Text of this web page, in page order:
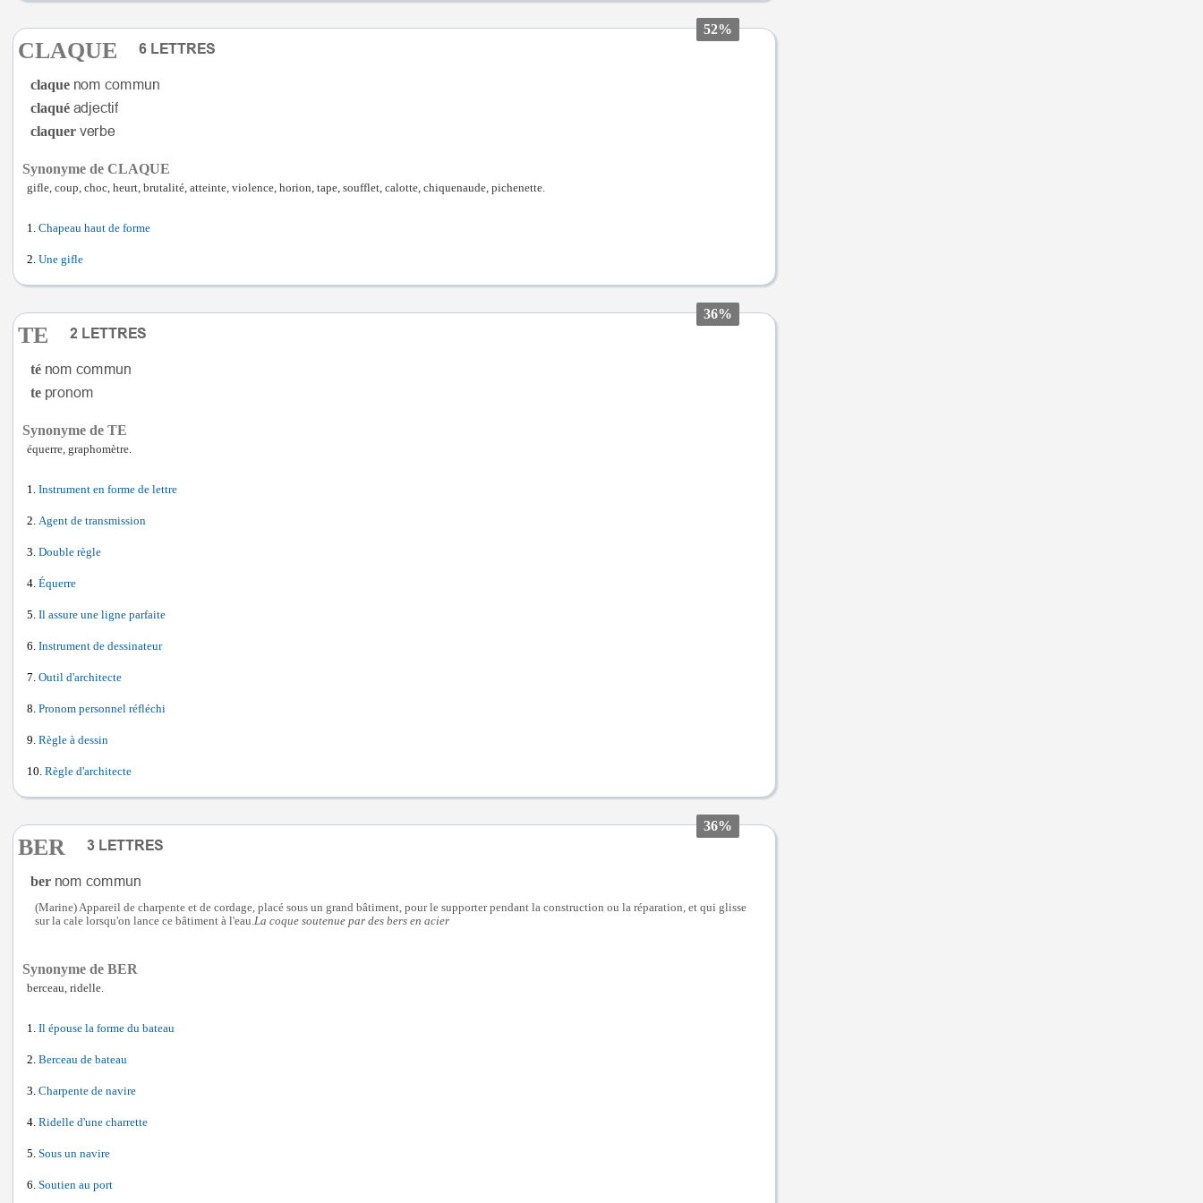
52%
CLAQUE
claque
claqué
claquer
Synonyme de CLAQUE
gifle, coup, choc, heurt, brutalité, atteinte, violence, horion, tape, soufflet, calotte, chiquenaude, pichenette.
Chapeau haut de forme
Une gifle
36%
TE
té
te
Synonyme de TE
équerre, graphomètre.
Instrument en forme de lettre
Agent de transmission
Double règle
Équerre
Il assure une ligne parfaite
Instrument de dessinateur
Outil d'architecte
Pronom personnel réfléchi
Règle à dessin
Règle d'architecte
36%
BER
ber
(Marine) Appareil de charpente et de cordage, placé sous un grand bâtiment, pour le supporter pendant la construction ou la réparation, et qui glisse
sur la cale lorsqu'on lance ce bâtiment à l'eau. La coque soutenue par des bers en acier
Synonyme de BER
berceau, ridelle.
Il épouse la forme du bateau
Berceau de bateau
Charpente de navire
Ridelle d'une charrette
Sous un navire
Soutien au port